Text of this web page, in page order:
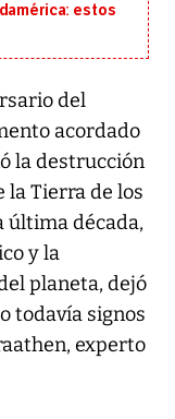
estos
del
acordado
la destrucción
la Tierra de los
última década,
y la
planeta, dejó
todavía signos
experto